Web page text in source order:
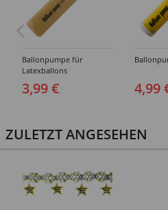
Ballonpumpe für
Latexballons
3,99 € 4,99
ZULETZT ANGESEHEN